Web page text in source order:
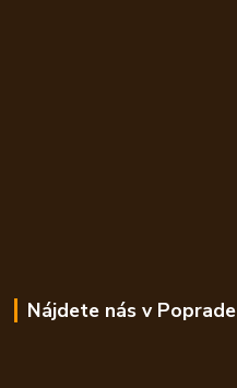
Nájdete nás v Poprade